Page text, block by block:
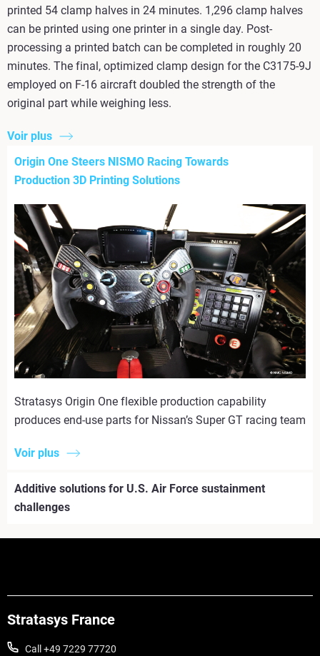
printed 54 clamp halves in 24 minutes. 1,296 clamp halves
can be printed using one printer in a single day. Post-
processing a printed batch can be completed in roughly 20
minutes. The final, optimized clamp design for the C3175-9J
employed on F-16 aircraft doubled the strength of the
original part while weighing less.
Voir plus
Origin One Steers NISMO Racing Towards
Production 3D Printing Solutions
Stratasys Origin One flexible production capability
produces end-use parts for Nissan’s Super GT racing team
Voir plus
Additive solutions for U.S. Air Force sustainment
challenges
Stratasys France
Call +49 7229 77720